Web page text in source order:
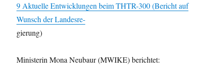
9 Aktuelle Entwicklungen beim THTR-300 (Bericht auf
Wunsch der Landesre-
gierung)
Ministerin Mona Neubaur (MWIKE) berichtet: